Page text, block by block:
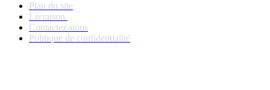
Plan du site
Livraison
Contactez-nous
Politique de confidentialité